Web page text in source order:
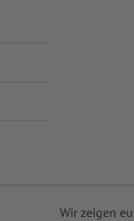
Wir zeigen